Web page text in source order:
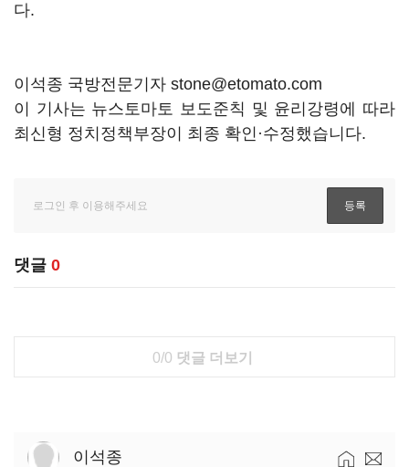
다.
이석종 국방전문기자 stone@etomato.com
이 기사는 뉴스토마토 보도준칙 및 윤리강령에 따라
최신형 정치정책부장이 최종 확인·수정했습니다.
댓글 0
0/0 댓글 더보기
이석종